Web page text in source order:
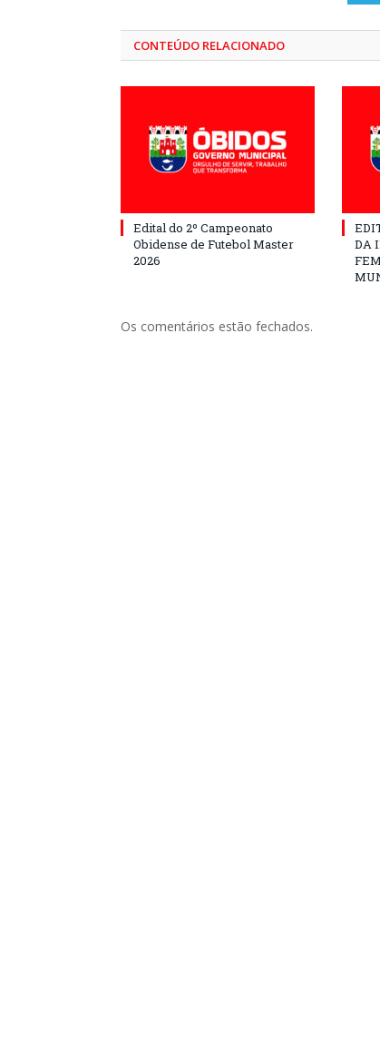
CONTEÚDO RELACIONADO
Edital do 2º Campeonato
Obidense de Futebol Master
2026
DA
Os comentários estão fechados.